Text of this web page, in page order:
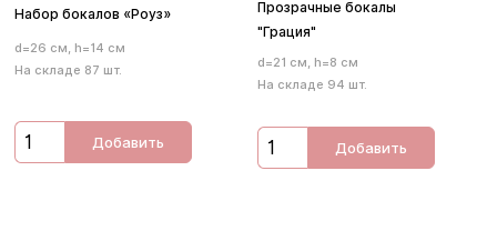
Набор бокалов «Роуз»
d=26 см, h=14 см
На складе 87 шт.
Добавить
Прозрачные бокалы
"Грация"
d=21 см, h=8 см
На складе 94 шт.
Добавить